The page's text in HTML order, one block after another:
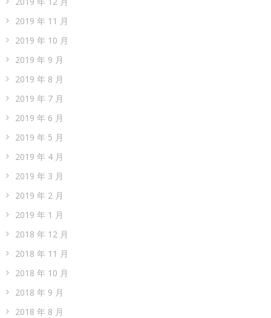
2019 年 11 月
2019 年 10 月
2019 年 9 月
2019 年 8 月
2019 年 7 月
2019 年 6 月
2019 年 5 月
2019 年 4 月
2019 年 3 月
2019 年 2 月
2019 年 1 月
2018 年 12 月
2018 年 11 月
2018 年 10 月
2018 年 9 月
2018 年 8 月